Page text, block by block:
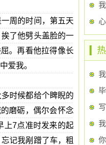
周的时间，第五天
了他劈头盖脸的一
。再看他拉得像长
爱我。
时候都给个睥睨的
磨砺，偶尔会怀念
上7点准时发来的起
记我剐蹭了车，粗